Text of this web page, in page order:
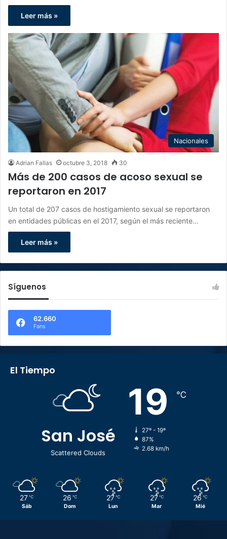
Leer más »
Nacionales
Adrian Fallas octubre 3, 2018 30
Más de 200 casos de acoso sexual se
reportaron en 2017
Un total de 207 casos de hostigamiento sexual se reportaron
en entidades públicas en el 2017, según el más reciente…
Leer más »
Síguenos
62.660
Fans
El Tiempo
San José
Scattered Clouds
19 ℃
27º - 19º
87%
2.68 km/h
27 ℃
Sáb
26 ℃
Dom
27 ℃
Lun
27 ℃
Mar
26 ℃
Mié